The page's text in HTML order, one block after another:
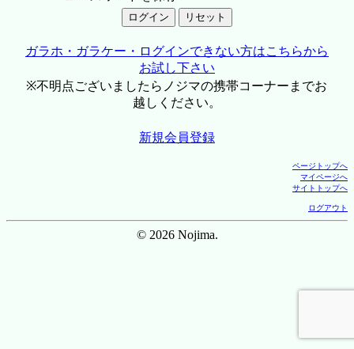
ガラホ・ガラケー・ログインできない方はこちらから
お試し下さい
※不明点ございましたらノジマの携帯コーナーまでお
越しください。
新規会員登録
ページトップへ
マイページへ
サイトトップへ
ログアウト
© 2026 Nojima.